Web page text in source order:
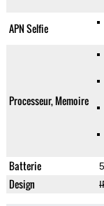
APN Selfie
Processeur, Memoire
Batterie
Design